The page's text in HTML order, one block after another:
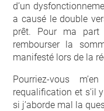
d’un
a causé le double
prêt. Pour ma part
rembourser la
manifesté lors de la
Pourriez-vous
requalification et s’il
si j’aborde mal la